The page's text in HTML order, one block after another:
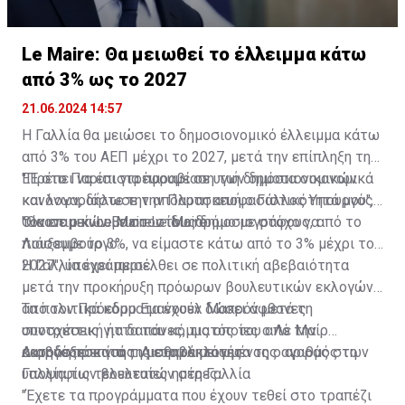
Le Maire: Θα μειωθεί το έλλειμμα κάτω
από 3% ως το 2027
21.06.2024 14:57
Η Γαλλία θα μειώσει το δημοσιονομικό έλλειμμα κάτω
από 3% του ΑΕΠ μέχρι το 2027, μετά την επίπληξη της
ΕΕ στο Παρίσι για παραβίαση των δημοσιονομικών
κανόνων, δήλωσε την Παρασκευή ο Γάλλος Υπουργός
Οικονομικών Bruno Le Maire.
"Πρέπει να επιστρέψουμε σε υγιή δημόσια οικονομικά
και λογαριάστε την απόλυτη αποφασιστικότητά μου",
τόνισε ο κ. Le Maire στους δημοσιογράφους, από το
Λουξεμβούργο.
"Θα επιμείνουμε στον ίδιο δρόμο με στόχο να
πιάσουμε το 3%, να είμαστε κάτω από το 3% μέχρι το
2027", υπογράμμισε.
Η Γαλλία έχει περιέλθει σε πολιτική αβεβαιότητα
μετά την προκήρυξη πρόωρων βουλευτικών εκλογών
από τον Πρόεδρο Εμανουέλ Μακρόν μετά τη
συντριπτική ήττα του κόμματός του από την
ακροδεξιά κατά τις ευρωεκλογές.
Τα πολιτικά κόμματα έχουν δώσει άφθονες
υποσχέσεις για δαπάνες, τις οποίες ο Λε Μαίρ
κατηγόρησε για τη μεταβλητότητα της αγοράς στη
Γαλλία τις τελευταίες ημέρες.
Διαβάστε επίσης:Αισθητά μειωμένος ο αριθμός των
υποψηφίων βουλευτών στη Γαλλία
"Έχετε τα προγράμματα που έχουν τεθεί στο τραπέζι